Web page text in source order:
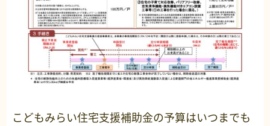
こどもみらい住宅支援補助金の予算はいつまでも